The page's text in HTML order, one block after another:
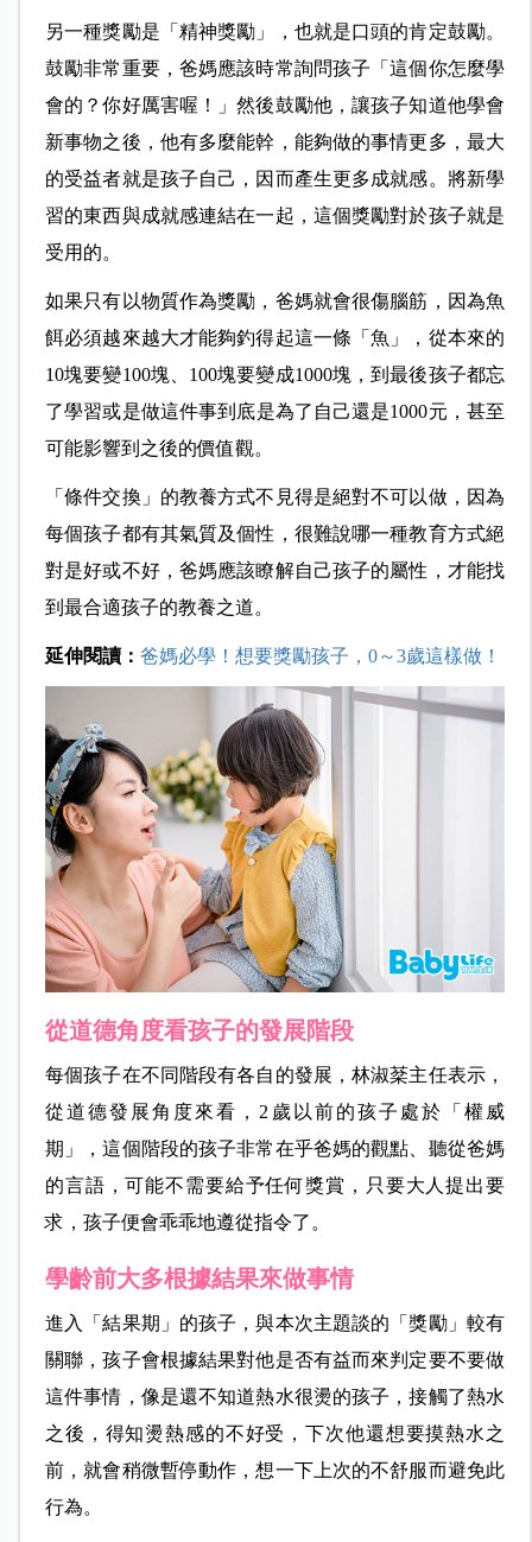
另一種獎勵是「精神獎勵」，也就是口頭的肯定鼓勵。
鼓勵非常重要，爸媽應該時常詢問孩子「這個你怎麼學
會的？你好厲害喔！」然後鼓勵他，讓孩子知道他學會
新事物之後，他有多麼能幹，能夠做的事情更多，最大
的受益者就是孩子自己，因而產生更多成就感。將新學
習的東西與成就感連結在一起，這個獎勵對於孩子就是
受用的。
如果只有以物質作為獎勵，爸媽就會很傷腦筋，因為魚
餌必須越來越大才能夠釣得起這一條「魚」，從本來的
10塊要變100塊、100塊要變成1000塊，到最後孩子都忘
了學習或是做這件事到底是為了自己還是1000元，甚至
可能影響到之後的價值觀。
「條件交換」的教養方式不見得是絕對不可以做，因為
每個孩子都有其氣質及個性，很難說哪一種教育方式絕
對是好或不好，爸媽應該瞭解自己孩子的屬性，才能找
到最合適孩子的教養之道。
延伸閱讀： 爸媽必學！想要獎勵孩子，0～3歲這樣做！
從道德角度看孩子的發展階段
每個孩子在不同階段有各自的發展，林淑棻主任表示，
從道德發展角度來看，2歲以前的孩子處於「權威
期」，這個階段的孩子非常在乎爸媽的觀點、聽從爸媽
的言語，可能不需要給予任何獎賞，只要大人提出要
求，孩子便會乖乖地遵從指令了。
學齡前大多根據結果來做事情
進入「結果期」的孩子，與本次主題談的「獎勵」較有
關聯，孩子會根據結果對他是否有益而來判定要不要做
這件事情，像是還不知道熱水很燙的孩子，接觸了熱水
之後，得知燙熱感的不好受，下次他還想要摸熱水之
前，就會稍微暫停動作，想一下上次的不舒服而避免此
行為。